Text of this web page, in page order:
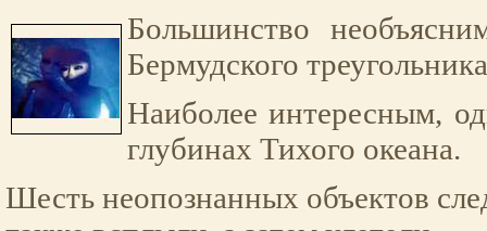
Большинство
Бермудского
Наиболее интересным,
глубинах Тихого океана.
Шесть неопознанных объектов